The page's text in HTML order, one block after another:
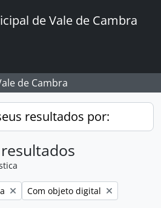
de Vale de Cambra
de Cambra
resultados por:
filtro:Remover filtro:
Com objeto digital